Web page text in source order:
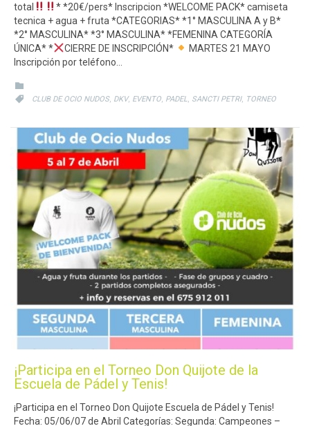
total
* *20€/pers* Inscripcion *WELCOME PACK* camiseta
tecnica + agua + fruta *CATEGORIAS* *1° MASCULINA A y B*
*2° MASCULINA* *3° MASCULINA* *FEMENINA CATEGORÍA
ÚNICA* *
CIERRE DE INSCRIPCIÓN*
MARTES 21 MAYO
Inscripción por teléfono…

 CATEGORY
CLUB DE OCIO NUDOS, DKV, EVENTO, PADEL, SANCTI PETRI, TORNEO
¡Participa en el Torneo Don Quijote de la
Escuela de Pádel y Tenis!
¡Participa en el Torneo Don Quijote Escuela de Pádel y Tenis!
Fecha: 05/06/07 de Abril Categorías: Segunda: Campeones –